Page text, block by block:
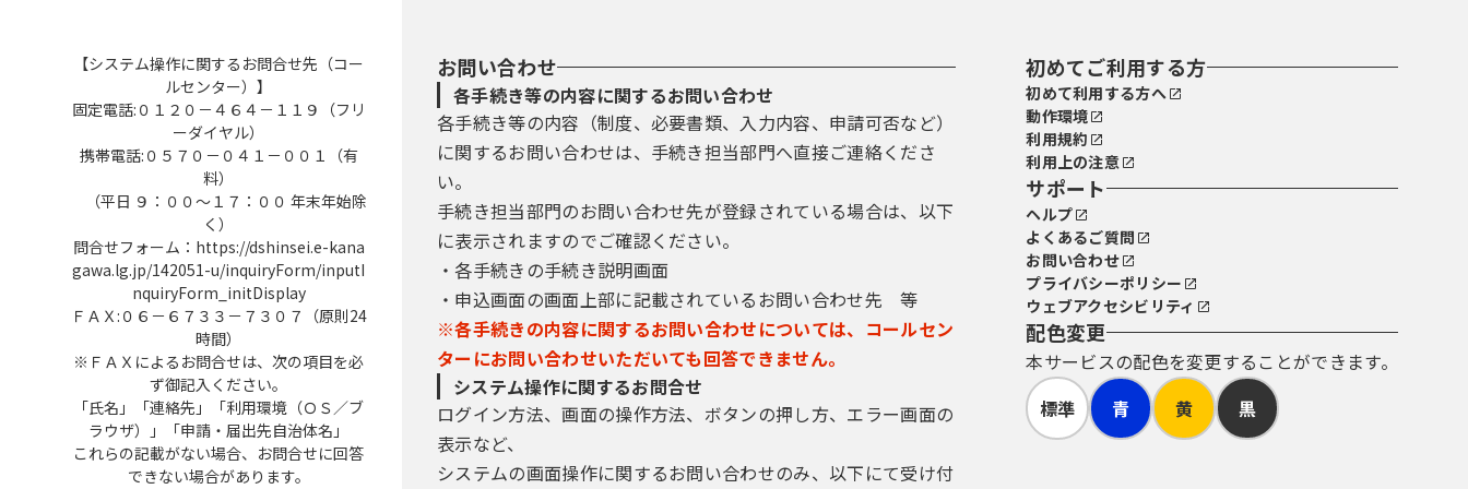
【システム操作に関するお問合せ先（コー
ルセンター）】
固定電話:０１２０－４６４－１１９（フリ
ーダイヤル）
携帯電話:０５７０－０４１－００１（有
料）
（平日 ９：００～１７：００ 年末年始除
く）
問合せフォーム：https://dshinsei.e-kana
gawa.lg.jp/142051-u/inquiryForm/inputI
nquiryForm_initDisplay
ＦＡＸ:０６－６７３３－７３０７（原則24
時間）
※ＦＡＸによるお問合せは、次の項目を必
ず御記入ください。
「氏名」「連絡先」「利用環境（ＯＳ／ブ
ラウザ）」「申請・届出先自治体名」
これらの記載がない場合、お問合せに回答
できない場合があります。
お問い合わせ
各手続き等の内容に関するお問い合わせ
各手続き等の内容（制度、必要書類、入力内容、申請可否など）
に関するお問い合わせは、手続き担当部門へ直接ご連絡くださ
い。
手続き担当部門のお問い合わせ先が登録されている場合は、以下
に表示されますのでご確認ください。
・各手続きの手続き説明画面
・申込画面の画面上部に記載されているお問い合わせ先 等
※各手続きの内容に関するお問い合わせについては、コールセン
ターにお問い合わせいただいても回答できません。
システム操作に関するお問合せ
ログイン方法、画面の操作方法、ボタンの押し方、エラー画面の
表示など、
システムの画面操作に関するお問い合わせのみ、以下にて受け付
初めてご利用する方
初めて利用する方へ
動作環境
利用規約
利用上の注意
サポート
ヘルプ
よくあるご質問
お問い合わせ
プライバシーポリシー
ウェブアクセシビリティ
配色変更
本サービスの配色を変更することができます。
標準
青 黄 黒